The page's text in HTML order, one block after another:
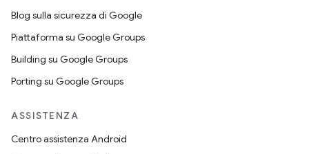
Blog sulla sicurezza di Google
Piattaforma su Google Groups
Building su Google Groups
Porting su Google Groups
ASSISTENZA
Centro assistenza Android